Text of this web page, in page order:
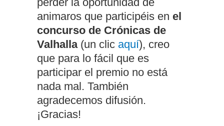
animaros que participéis en el
concurso de Crónicas de
Valhalla(un clic aquí), creo
que para lo fácil que es
participar el premio no está
nada mal. También
agradecemos difusión.
¡Gracias!